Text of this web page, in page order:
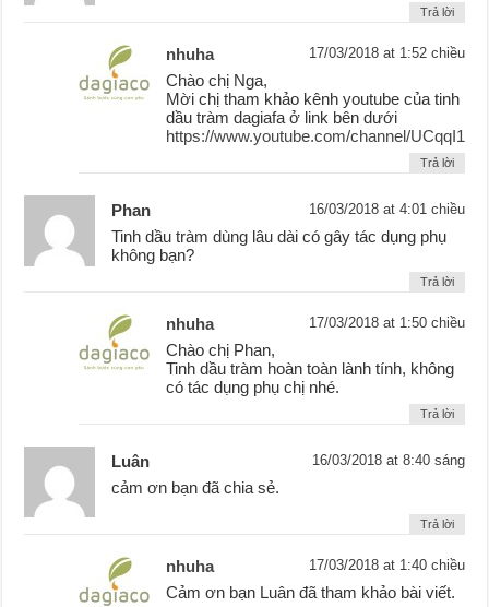
Trả lời
nhuha 17/03/2018 at 1:52 chiều
Chào chị Nga,
Mời chị tham khảo kênh youtube của tinh
dầu tràm dagiafa ở link bên dưới
https://www.youtube.com/channel/
Trả lời
Phan 16/03/2018 at 4:01 chiều
Tinh dầu tràm dùng lâu dài có gây tác dụng phụ
không bạn?
Trả lời
nhuha 17/03/2018 at 1:50 chiều
Chào chị Phan,
Tinh dầu tràm hoàn toàn lành tính, không
có tác dụng phụ chị nhé.
Trả lời
Luân 16/03/2018 at 8:40 sáng
cảm ơn bạn đã chia sẻ.
Trả lời
nhuha 17/03/2018 at 1:40 chiều
Cảm ơn bạn Luân đã tham khảo bài viết.